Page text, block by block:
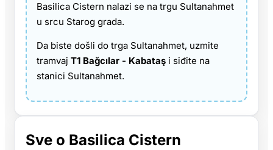
Basilica Cistern nalazi se na trgu Sultanahmet
u srcu Starog grada.
Da biste došli do trga Sultanahmet, uzmite
tramvaj T1 Bağcılar - Kabataş i siđite na
stanici Sultanahmet.
Sve o Basilica Cistern